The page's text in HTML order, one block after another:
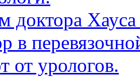
доктора
в
от урологов.